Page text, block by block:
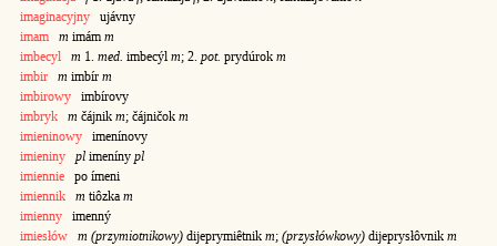
imaginacyjny ujávny
imam
m imám m
imbecyl
m 1. med. imbecýl m; 2. pot. prydúrok m
imbir
m imbír m
imbirowy imbírovy
imbryk
m čájnik m; čájničok m
imieninowy imenínovy
imieniny
pl imeníny pl
imiennie po ímeni
imiennik
m tiôzka m
imienny imenný
imiesłów
m (przymiotnikowy) dijeprymiêtnik m; (przysłówkowy) dijeprysłôvnik m